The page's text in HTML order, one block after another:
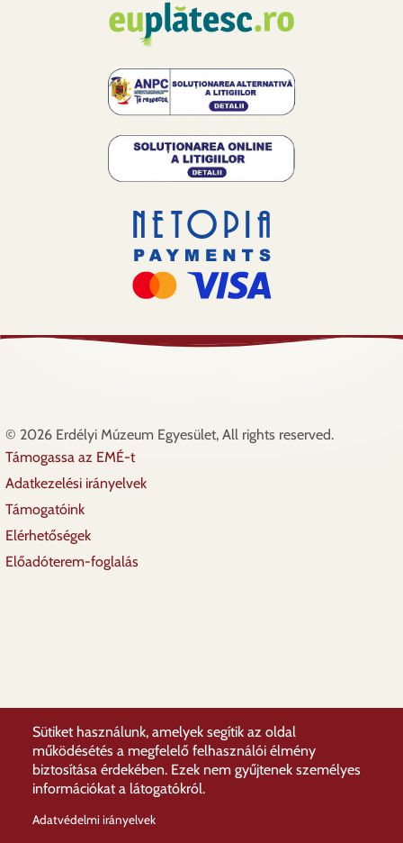
© 2026 Erdélyi Múzeum Egyesület, All rights reserved.
Lábléc
Támogassa az EMÉ-t
Adatkezelési irányelvek
Támogatóink
Elérhetőségek
Előadóterem-foglalás
Sütiket használunk, amelyek segítik az oldal
működésétés a megfelelő felhasználói élmény
biztosítása érdekében. Ezek nem gyűjtenek személyes
információkat a látogatókról.
Adatvédelmi irányelvek